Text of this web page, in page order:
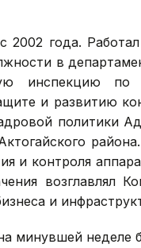
2002 года.
в
инспекцию
и развитию
политики
и контроля
возглавлял
и
минувшей неделе